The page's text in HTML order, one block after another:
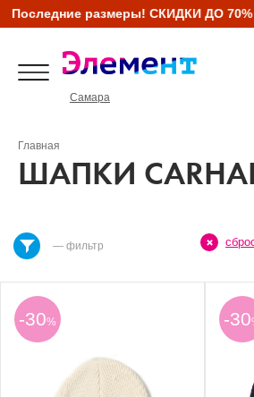
Последние размеры! СКИДКИ ДО 70%
Самара
Главная
ШАПКИ
— фильтр
-30% -30